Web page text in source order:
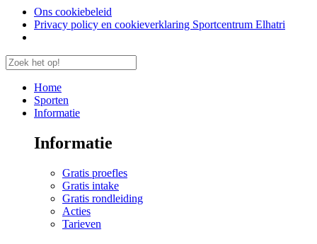
Ons cookiebeleid
Privacy policy en cookieverklaring Sportcentrum Elhatri
Home
Sporten
Informatie
Informatie
Gratis proefles
Gratis intake
Gratis rondleiding
Acties
Tarieven